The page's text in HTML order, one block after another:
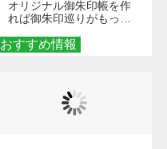
おすすめ情報
オリジナル御朱印帳を作
れば御朱印巡りがもっと
ダーメイドする魅力と選
び方